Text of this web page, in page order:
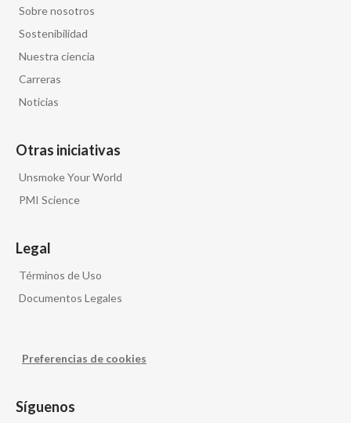
Sobre nosotros
Sostenibilidad
Nuestra ciencia
Carreras
Noticias
Otras iniciativas
Unsmoke Your World
PMI Science
Legal
Términos de Uso
Documentos Legales
Preferencias de cookies
Síguenos